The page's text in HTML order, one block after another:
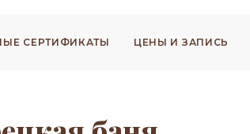
СЕРТИФИКАТЫ ЦЕНЫ И ЗАПИСЬ